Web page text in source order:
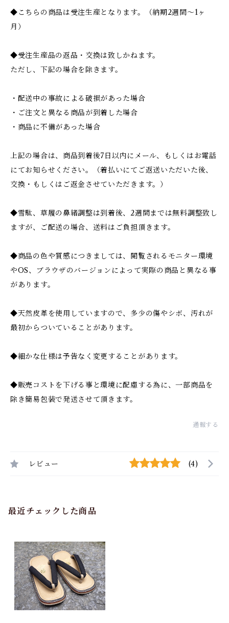
◆こちらの商品は受注生産となります。（納期2週間～1ヶ
月）
◆受注生産品の返品・交換は致しかねます。
ただし、下記の場合を除きます。
・配送中の事故による破損があった場合
・ご注文と異なる商品が到着した場合
・商品に不備があった場合
上記の場合は、商品到着後7日以内にメール、もしくはお電話
にてお知らせください。（着払いにてご返送いただいた後、
交換・もしくはご返金させていただきます。）
◆雪駄、草履の鼻緒調整は到着後、2週間までは無料調整致し
ますが、ご配送の場合、送料はご負担頂きます。
◆商品の色や質感につきましては、閲覧されるモニター環境
やOS、ブラウザのバージョンによって実際の商品と異なる事
があります。
◆天然皮革を使用していますので、多少の傷やシボ、汚れが
最初からついていることがあります。
◆細かな仕様は予告なく変更することがあります。
◆販売コストを下げる事と環境に配慮する為に、一部商品を
除き簡易包装で発送させて頂きます。
通報する
レビュー (4)
最近チェックした商品